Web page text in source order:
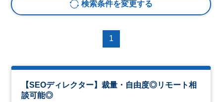
検索条件を変更する
1
【SEOディレクター】裁量・自由度◎リモート相
談可能◎